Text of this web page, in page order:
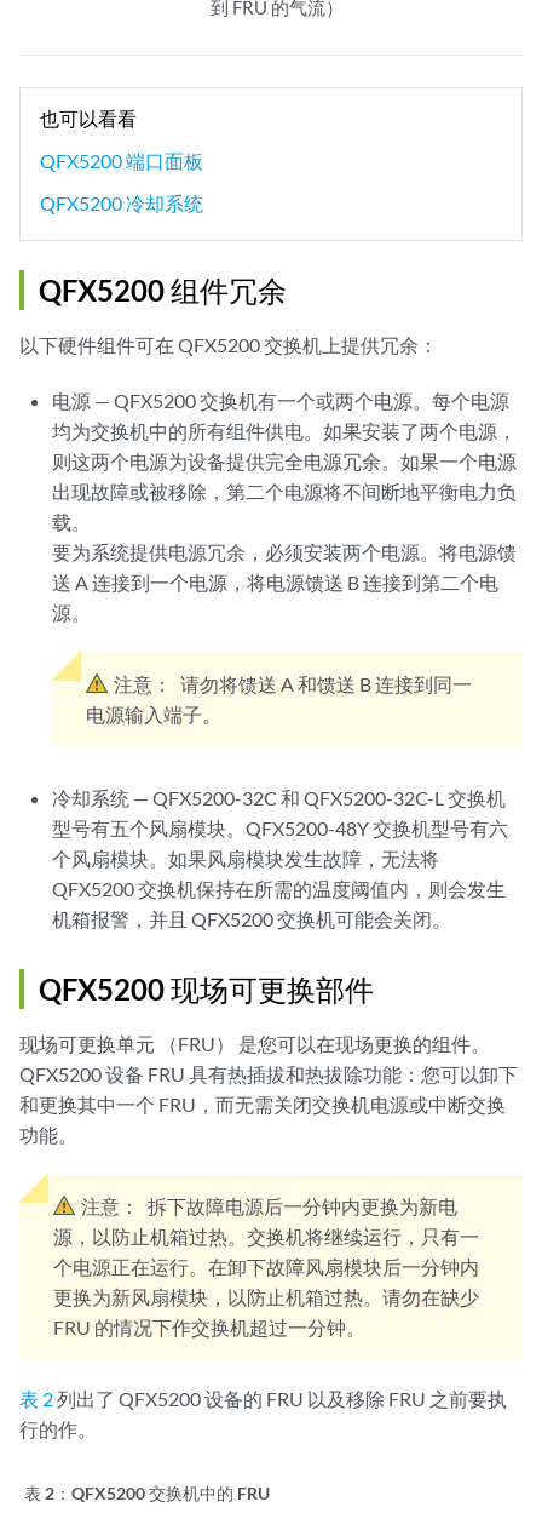
到 FRU 的气流）
也可以看看
QFX5200 端口面板
QFX5200 冷却系统
QFX5200 组件冗余
以下硬件组件可在 QFX5200 交换机上提供冗余：
电源 — QFX5200 交换机有一个或两个电源。每个电源
均为交换机中的所有组件供电。如果安装了两个电源，
则这两个电源为设备提供完全电源冗余。如果一个电源
出现故障或被移除，第二个电源将不间断地平衡电力负
载。
要为系统提供电源冗余，必须安装两个电源。将电源馈
送 A 连接到一个电源，将电源馈送 B 连接到第二个电
源。
注意：
请勿将馈送 A 和馈送 B 连接到同一
电源输入端子。
冷却系统 — QFX5200-32C 和 QFX5200-32C-L 交换机
型号有五个风扇模块。QFX5200-48Y 交换机型号有六
个风扇模块。如果风扇模块发生故障，无法将
QFX5200 交换机保持在所需的温度阈值内，则会发生
机箱报警，并且 QFX5200 交换机可能会关闭。
QFX5200 现场可更换部件
现场可更换单元 （FRU） 是您可以在现场更换的组件。
QFX5200 设备 FRU 具有热插拔和热拔除功能：您可以卸下
和更换其中一个 FRU，而无需关闭交换机电源或中断交换
功能。
注意：
拆下故障电源后一分钟内更换为新电
源，以防止机箱过热。交换机将继续运行，只有一
个电源正在运行。在卸下故障风扇模块后一分钟内
更换为新风扇模块，以防止机箱过热。请勿在缺少
FRU 的情况下作交换机超过一分钟。
表 2列出了 QFX5200 设备的 FRU 以及移除 FRU 之前要执
行的作。
表 2： QFX5200 交换机中的 FRU